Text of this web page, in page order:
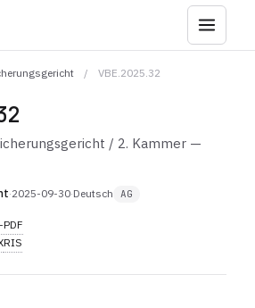
/ VBE.2025.32
/ 2. Kammer —
·2025-09-30·Deutsch AG
RIS